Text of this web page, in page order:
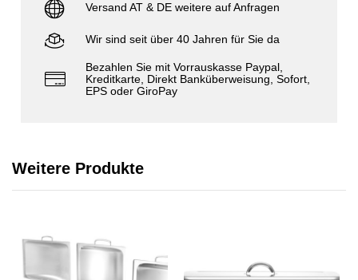
Versand AT & DE weitere auf Anfragen
Wir sind seit über 40 Jahren für Sie da
Bezahlen Sie mit Vorrauskasse Paypal,
Kreditkarte, Direkt Banküberweisung, Sofort,
EPS oder GiroPay
Weitere Produkte